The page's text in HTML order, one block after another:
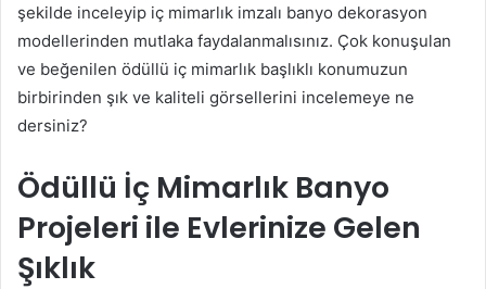
şekilde inceleyip iç mimarlık imzalı banyo dekorasyon
modellerinden mutlaka faydalanmalısınız. Çok konuşulan
ve beğenilen ödüllü iç mimarlık başlıklı konumuzun
birbirinden şık ve kaliteli görsellerini incelemeye ne
dersiniz?
Ödüllü İç Mimarlık Banyo
Projeleri ile Evlerinize Gelen
Şıklık